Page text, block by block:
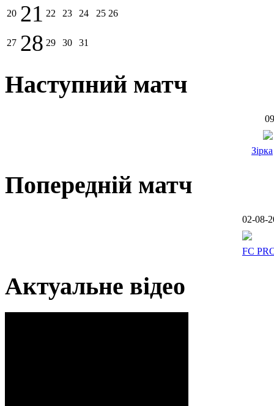
20 21 22 23 24 25 26
27 28 29 30 31
Наступний матч
Зірка
Попередній матч
02-08-
FC
Актуальне відео